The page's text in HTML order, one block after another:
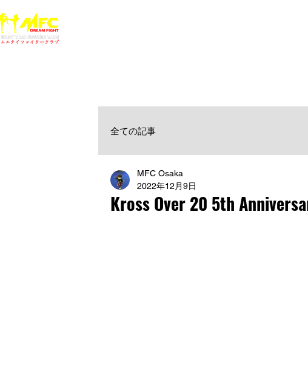
全ての記事
Kross Over 20 5th
MFC Osaka
2022年12月9日